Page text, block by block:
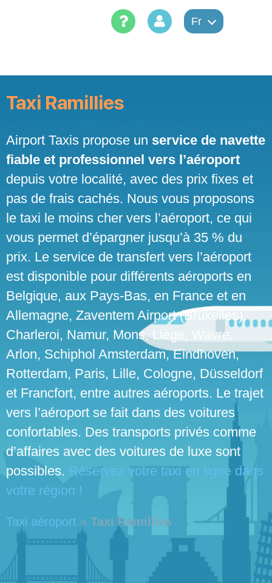
Fr
Taxi Ramillies
Airport Taxis propose un service de navette
fiable et professionnel vers l’aéroport
depuis votre localité, avec des prix fixes et
pas de frais cachés. Nous vous proposons
le taxi le moins cher vers l’aéroport, ce qui
vous permet d’épargner jusqu’à 35 % du
prix. Le service de transfert vers l’aéroport
est disponible pour différents aéroports en
Belgique, aux Pays-Bas, en France et en
Allemagne, Zaventem Airport (Bruxelles),
Charleroi, Namur, Mons, Liège, Wavre,
Arlon, Schiphol Amsterdam, Eindhoven,
Rotterdam, Paris, Lille, Cologne, Düsseldorf
et Francfort, entre autres aéroports. Le trajet
vers l’aéroport se fait dans des voitures
confortables. Des transports privés comme
d’affaires avec des voitures de luxe sont
possibles. Réservez votre taxi en ligne dans
votre région !
Taxi aéroport » Taxi Ramillies